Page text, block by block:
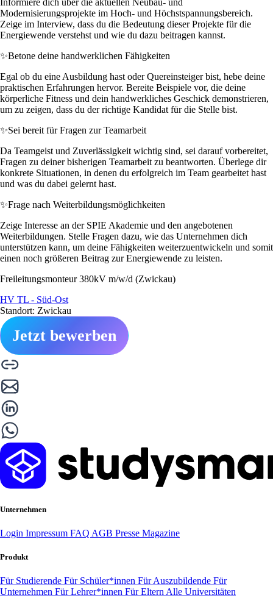
Modernisierungsprojekte im Hoch- und Höchstspannungsbereich.
Zeige im Interview, dass du die Bedeutung dieser Projekte für die
Energiewende verstehst und wie du dazu beitragen kannst.
✨Betone deine handwerklichen Fähigkeiten
Egal ob du eine Ausbildung hast oder Quereinsteiger bist, hebe deine
praktischen Erfahrungen hervor. Bereite Beispiele vor, die deine
körperliche Fitness und dein handwerkliches Geschick demonstrieren,
um zu zeigen, dass du der richtige Kandidat für die Stelle bist.
✨Sei bereit für Fragen zur Teamarbeit
Da Teamgeist und Zuverlässigkeit wichtig sind, sei darauf vorbereitet,
Fragen zu deiner bisherigen Teamarbeit zu beantworten. Überlege dir
konkrete Situationen, in denen du erfolgreich im Team gearbeitet hast
und was du dabei gelernt hast.
✨Frage nach Weiterbildungsmöglichkeiten
Zeige Interesse an der SPIE Akademie und den angebotenen
Weiterbildungen. Stelle Fragen dazu, wie das Unternehmen dich
unterstützen kann, um deine Fähigkeiten weiterzuentwickeln und somit
einen noch größeren Beitrag zur Energiewende zu leisten.
Freileitungsmonteur 380kV m/w/d (Zwickau)
HV TL - Süd-Ost
Standort: Zwickau
Jetzt bewerben
Unternehmen
Login Impressum FAQ AGB Presse Magazine
Produkt
Für Studierende Für Schüler*innen Für Auszubildende Für
Unternehmen Für Lehrer*innen Für Eltern Alle Universitäten